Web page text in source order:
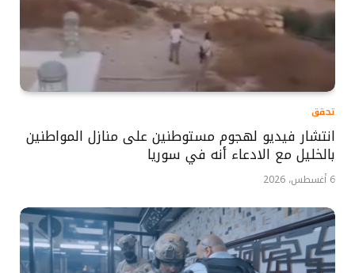
تحقق
انتشار فيديو لهجوم مستوطنين على منازل المواطنين
بالخليل مع الادعاء أنه في سوريا
6 أغسطس، 2026